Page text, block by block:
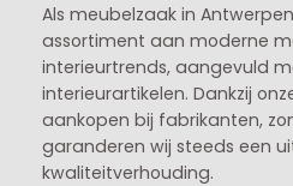
Als meubelzaak in
assortiment aan moderne
interieurtrends, aangevuld
interieurartikelen. Dankzij
aankopen bij fabrikanten,
garanderen wij steeds een
kwaliteitverhouding.